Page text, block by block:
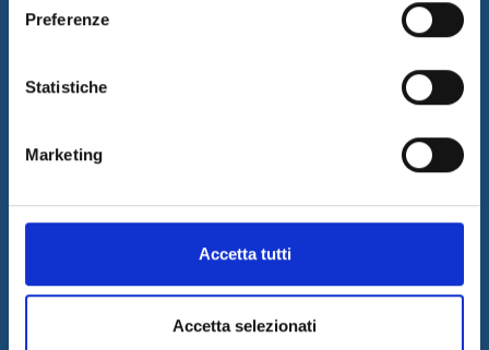
Preferenze
Statistiche
Marketing
Accetta tutti
Accetta selezionati
Internet & Idee is Main Sponsor of ECML PKDD 2026
SITEMAP
PRIVACY & COOKIE POLICY
COPYRIGHT